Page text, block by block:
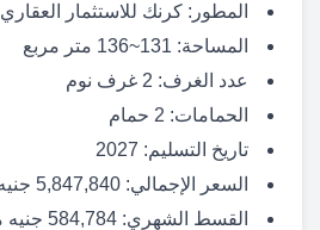
المطور: كرنك للاستثمار العقاري
المساحة: 131~136 متر مربع
عدد الغرف: 2 غرف نوم
الحمامات: 2 حمام
تاريخ التسليم: 2027
السعر الإجمالي: 5,847,840 جنيه مصري
القسط الشهري: 584,784 جنيه مصري